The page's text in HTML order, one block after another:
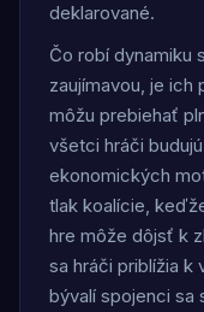
deklarované.
Čo robí dynamiku
zaujímavou, je ich
môžu prebiehať
všetci hráči
ekonomických
tlak koalície,
hre môže dôjsť k
sa hráči priblížia k
bývalí spojenci sa